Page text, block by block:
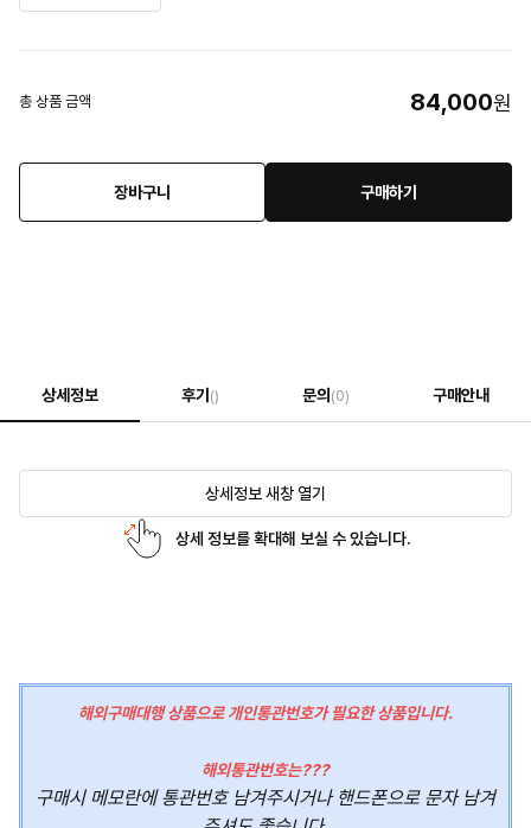
총 상품 금액 84,000원
장바구니 구매하기
상세정보 후기 () 문의 (0) 구매안내
상세정보 새창 열기
상세 정보를 확대해 보실 수 있습니다.
해외구매대행 상품으로 개인통관번호가 필요한 상품입니다.
해외통관번호는???
구매시 메모란에 통관번호 남겨주시거나 핸드폰으로 문자 남겨